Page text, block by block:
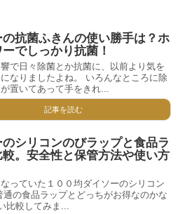
の抗菌ふきんの使い勝手は？ホ
でしっかり抗菌！
で日々除菌とか抗菌に、以前より気を
なりましたよね。 いろんなところに除
置いてあって手をきれ...
記事を読む
シリコンのびラップと食品ラ
較。安全性と保管方法や使い方
っていた１００均ダイソーのシリコン
通の食品ラップとどっちがお得なのかな
比較してみま...